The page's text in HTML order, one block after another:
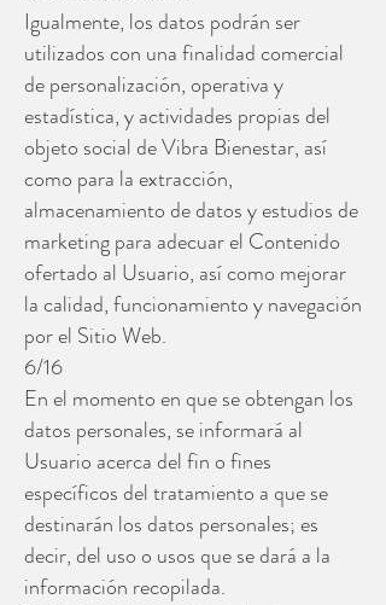
Igualmente, los datos podrán ser
utilizados con una finalidad comercial
de personalización, operativa y
estadística, y actividades propias del
objeto social de Vibra Bienestar, así
como para la extracción,
almacenamiento de datos y estudios de
marketing para adecuar el Contenido
ofertado al Usuario, así como mejorar
la calidad, funcionamiento y navegación
por el Sitio Web.
6/16
En el momento en que se obtengan los
datos personales, se informará al
Usuario acerca del fin o fines
específicos del tratamiento a que se
destinarán los datos personales; es
decir, del uso o usos que se dará a la
información recopilada.